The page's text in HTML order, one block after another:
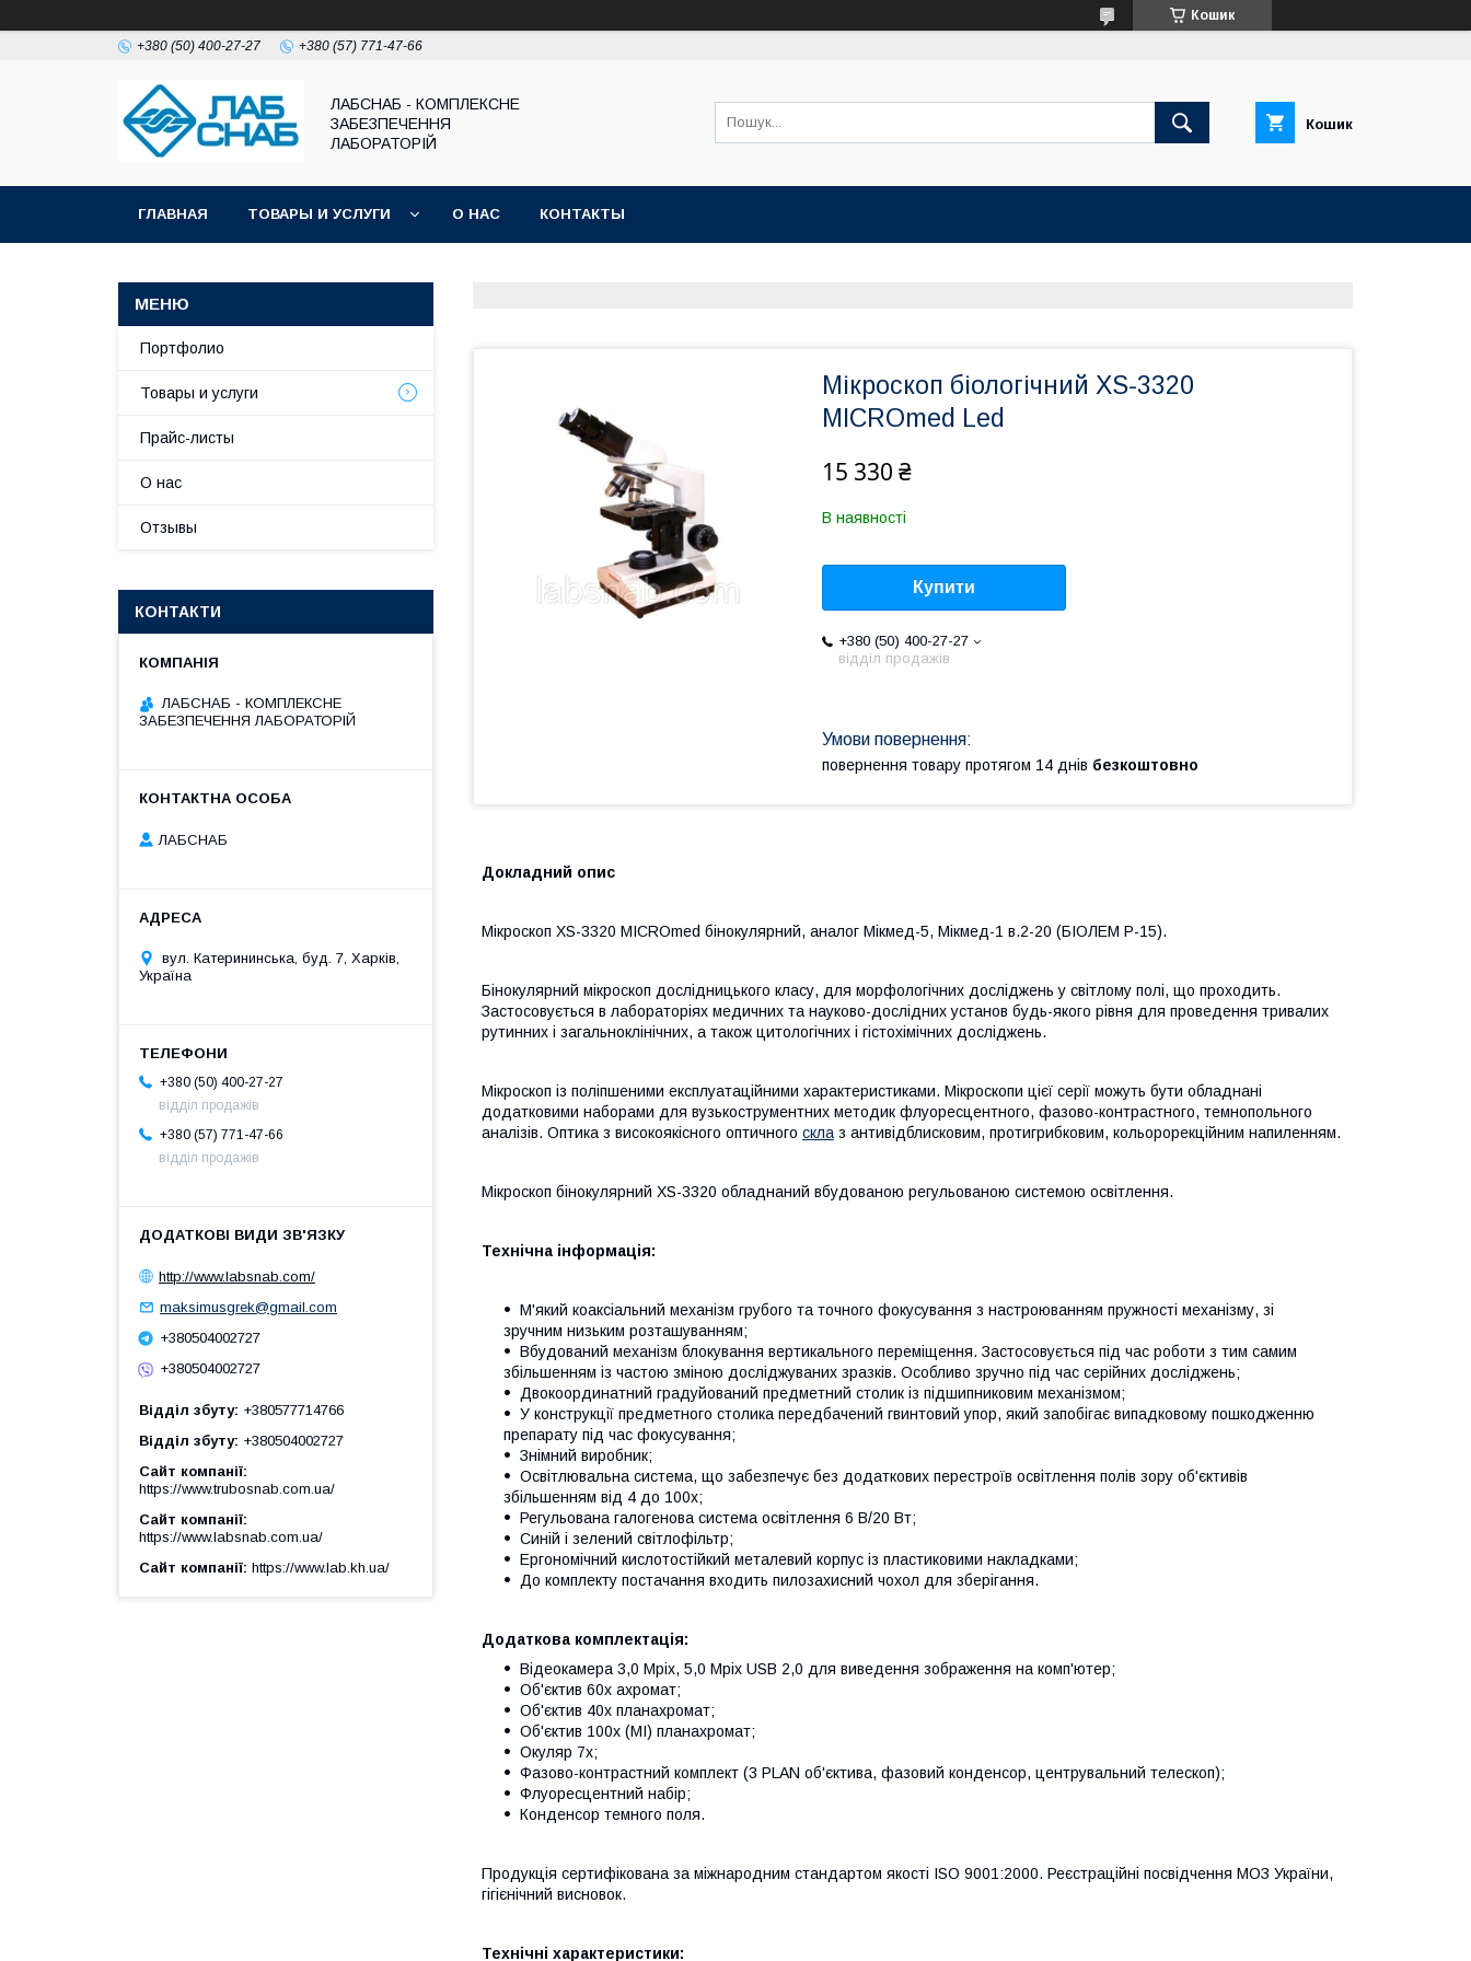
Кошик
+380 (50) 400-27-27 +380 (57) 771-47-66
ЛАБСНАБ - КОМПЛЕКСНЕ
ЗАБЕЗПЕЧЕННЯ
ЛАБОРАТОРІЙ
Кошик
ГЛАВНАЯ ТОВАРЫ И УСЛУГИ О НАС КОНТАКТЫ
Мікроскоп біологічний XS-3320
MICROmed Led
15 330 ₴
В наявності
Купити
+380 (50) 400-27-27
відділ продажів
повернення товару протягом 14 днів безкоштовно
Докладний опис
Мікроскоп XS-3320 MICROmed бінокулярний, аналог Мікмед-5, Мікмед-1 в.2-20 (БІОЛЕМ Р-15).
Бінокулярний мікроскоп дослідницького класу, для морфологічних досліджень у світлому полі, що проходить.
Застосовується в лабораторіях медичних та науково-дослідних установ будь-якого рівня для проведення тривалих
рутинних і загальноклінічних, а також цитологічних і гістохімічних досліджень.
Мікроскоп із поліпшеними експлуатаційними характеристиками. Мікроскопи цієї серії можуть бути обладнані
додатковими наборами для вузькострументних методик флуоресцентного, фазово-контрастного, темнопольного
аналізів. Оптика з високоякісного оптичного скла з антивідблисковим, протигрибковим, кольорорекційним напиленням.
Мікроскоп бінокулярний XS-3320 обладнаний вбудованою регульованою системою освітлення.
Технічна інформація:
М'який коаксіальний механізм грубого та точного фокусування з настроюванням пружності механізму, зі
зручним низьким розташуванням;
Вбудований механізм блокування вертикального переміщення. Застосовується під час роботи з тим самим
збільшенням із частою зміною досліджуваних зразків. Особливо зручно під час серійних досліджень;
Двокоординатний градуйований предметний столик із підшипниковим механізмом;
У конструкції предметного столика передбачений гвинтовий упор, який запобігає випадковому пошкодженню
препарату під час фокусування;
Знімний виробник;
Освітлювальна система, що забезпечує без додаткових перестроїв освітлення полів зору об'єктивів
збільшенням від 4 до 100х;
Регульована галогенова система освітлення 6 В/20 Вт;
Синій і зелений світлофільтр;
Ергономічний кислотостійкий металевий корпус із пластиковими накладками;
До комплекту постачання входить пилозахисний чохол для зберігання.
Додаткова комплектація:
Відеокамера 3,0 Mpix, 5,0 Mpix USB 2,0 для виведення зображення на комп'ютер;
Об'єктив 60х ахромат;
Об'єктив 40х планахромат;
Об'єктив 100х (МІ) планахромат;
Окуляр 7х;
Фазово-контрастний комплект (3 PLAN об'єктива, фазовий конденсор, центрувальний телескоп);
Флуоресцентний набір;
Конденсор темного поля.
Продукція сертифікована за міжнародним стандартом якості ISO 9001:2000. Реєстраційні посвідчення МОЗ України,
гігієнічний висновок.
Технічні характеристики:
Портфолио
Товары и услуги
Прайс-листы
О нас
Отзывы
КОНТАКТИ
ЛАБСНАБ - КОМПЛЕКСНЕ
ЗАБЕЗПЕЧЕННЯ ЛАБОРАТОРІЙ
ЛАБСНАБ
вул. Катерининська, буд. 7, Харків,
Україна
+380 (50) 400-27-27
відділ продажів
+380 (57) 771-47-66
відділ продажів
http://www.labsnab.com/
maksimusgrek@gmail.com
+380504002727
+380504002727
Відділ збуту +380577714766
Відділ збуту +380504002727
Сайт компанії
https://www.trubosnab.com.ua/
Сайт компанії
https://www.labsnab.com.ua/
Сайт компанії https://www.lab.kh.ua/